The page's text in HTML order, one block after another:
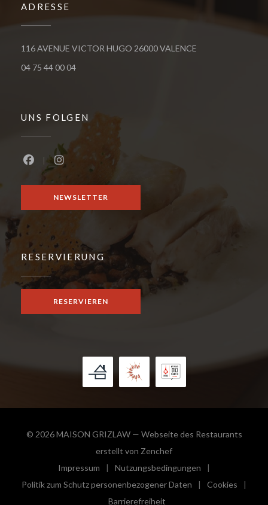
ADRESSE
116 AVENUE VICTOR HUGO 26000 VALENCE
04 75 44 00 04
UNS FOLGEN
Facebook ((öffnet ein neues Fenster))
Instagram ((öffnet ein neues Fenster))
NEWSLETTER
RESERVIERUNG
RESERVIEREN
© 2026 MAISON GRIZLAW — Webseite des Restaurants
erstellt von Zenchef((öffnet ein neues
Impressum
((öffnet ein neues Fenster))
Nutzungsbedingungen
((öffnet ein neues Fenster))
Politik zum Schutz personenbezogener Daten
((öffnet ein neues Fenster))
Cookies
((öffnet
Barrierefreiheit